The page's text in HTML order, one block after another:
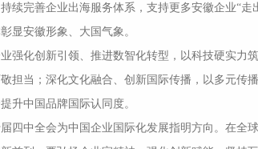
续完善企业出海服务体系，支持更多安徽企业“走
显安徽形象、大国气象。
强化创新引领、推进数智化转型，以科技硬实力
担当；深化文化融合、创新国际传播，以多元传
升中国品牌国际认同度。
四中全会为中国企业国际化发展指明方向。在全